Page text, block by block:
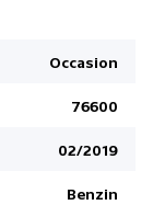
Occasion
76600
02/2019
Benzin